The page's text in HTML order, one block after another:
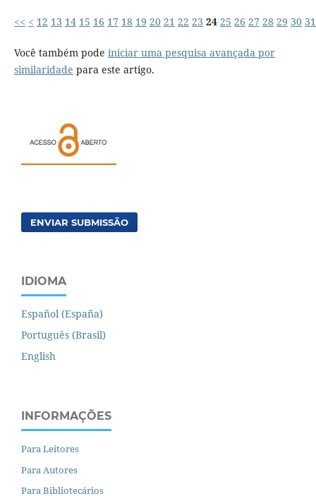
<< < 12 13 14 15 16 17 18 19 20 21 22 23 24 25 26 27 28 29 30 31
Você também pode iniciar uma pesquisa avançada por
similaridade para este artigo.
ENVIAR SUBMISSÃO
IDIOMA
Español (España)
Português (Brasil)
English
INFORMAÇÕES
Para Leitores
Para Autores
Para Bibliotecários